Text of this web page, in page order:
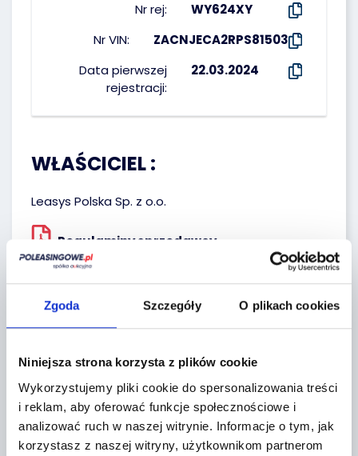
Zgoda Szczegóły O plikach cookies
Niniejsza strona korzysta z plików cookie
Wykorzystujemy pliki cookie do spersonalizowania treści
i reklam, aby oferować funkcje społecznościowe i
analizować ruch w naszej witrynie. Informacje o tym, jak
korzystasz z naszej witryny, użytkownikom partnerom
Nr rej:
WY624XY
Nr VIN:
ZACNJECA2RPS81503
Data pierwszej
rejestracji:
22.03.2024
WŁAŚCICIEL :
Leasys Polska Sp. z o.o.
Regulaminy sprzedawcy
Lokalizacja:
Jaskółek 21
+
−